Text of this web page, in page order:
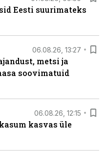
Eesti suurimateks
06.08.26, 13:27
metsi ja
soovimatuid
06.08.26, 12:15
kasvas üle